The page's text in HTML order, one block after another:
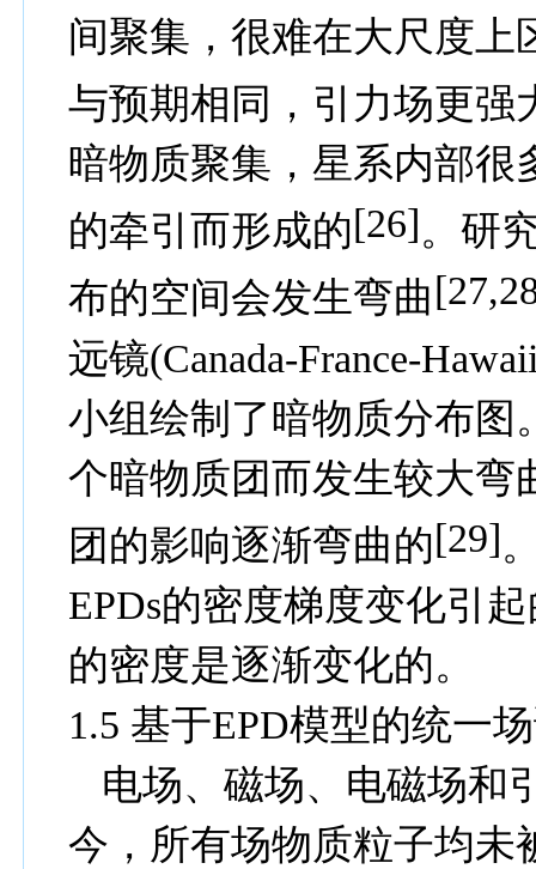
间聚集，很难在大尺度上
与预期相同，引力场更强
暗物质聚集，星系内部很
的牵引而形成的[26]。研
布的空间会发生弯曲
远镜(Canada-France-
小组绘制了暗物质分布图
个暗物质团而发生较大弯
团的影响逐渐弯曲的[29]
EPDs的密度梯度变化引
的密度是逐渐变化的。
1.5 基于EPD模型的统一
电场、磁场、电磁场和
今，所有场物质粒子均未